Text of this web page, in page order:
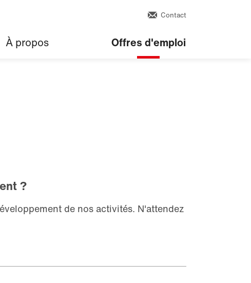
Contact
À propos Offres d'emploi
?
de nos activités. N'attendez